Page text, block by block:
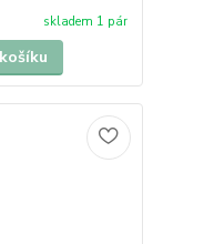
skladem 1 pár